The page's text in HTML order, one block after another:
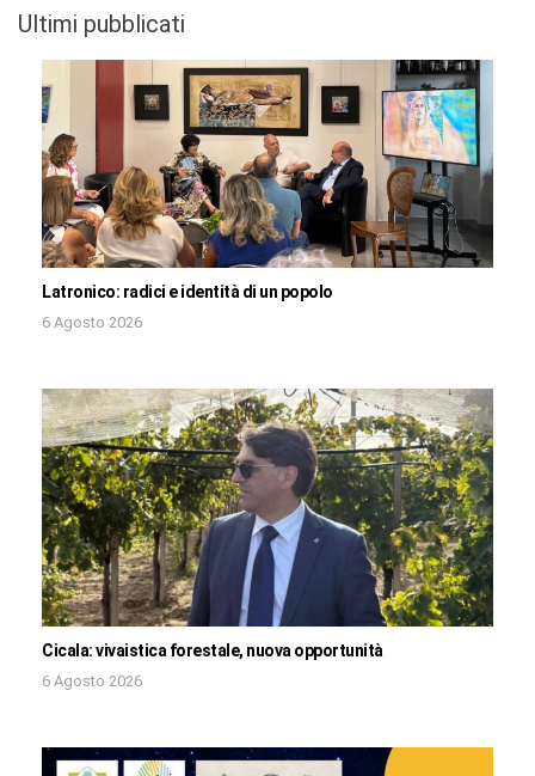
Ultimi pubblicati
Latronico: radici e identità di un popolo
6 Agosto 2026
Cicala: vivaistica forestale, nuova opportunità
6 Agosto 2026